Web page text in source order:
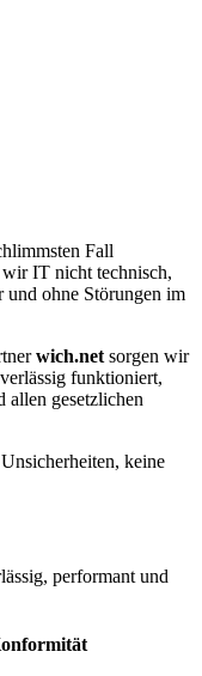
Fall
wir IT nicht technisch,
und ohne Störungen im
wich.net sorgen wir
funktioniert,
allen gesetzlichen
keine
performant und